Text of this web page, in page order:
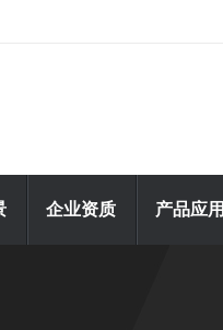
企业资质 产品应用